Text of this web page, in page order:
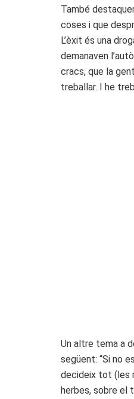
També
coses i que
L’èxit és una
demanaven
cracs, que la
treballar. I he
Un altre tema a
següent: “Si no
decideix tot (les
herbes, sobre el